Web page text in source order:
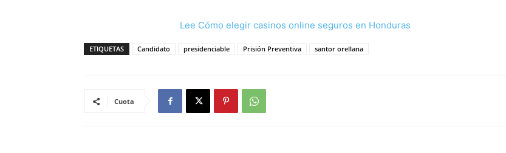
Lee Cómo elegir casinos online seguros en Honduras
ETIQUETAS Candidato presidenciable Prisión Preventiva santor orellana
Cuota